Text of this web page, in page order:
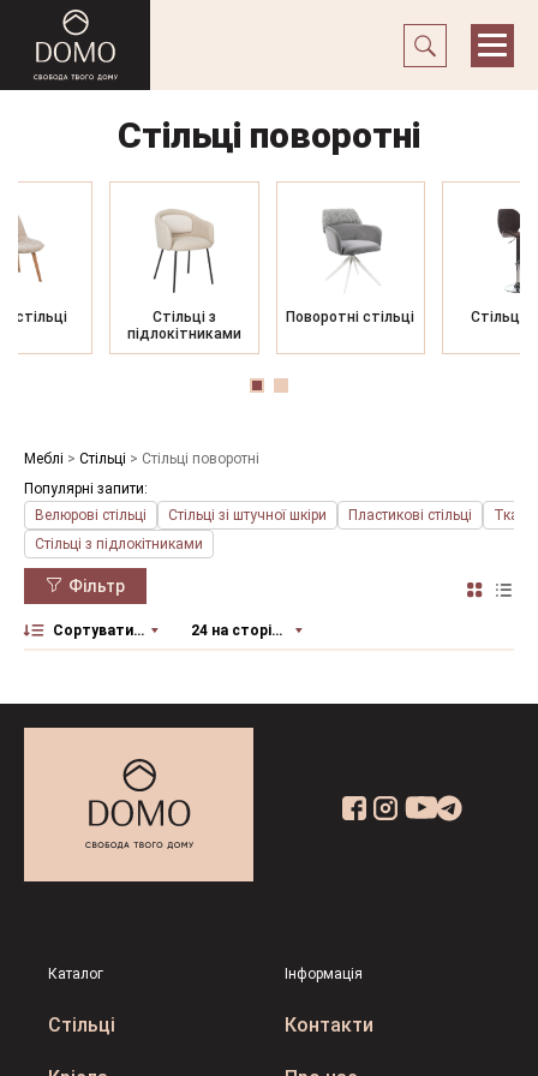
Стільці поворотні
стільці
Стільці з
підлокітниками
Поворотні стільці Стільці
Меблі > Стільці > Стільці поворотні
Популярні запити:
Велюрові стільці
Стільці зі штучної шкіри Пластикові стільці
Стільці з підлокітниками
Фільтр
Сортувати за 24 на сторінку
Каталог
Стільці
Інформація
Контакти